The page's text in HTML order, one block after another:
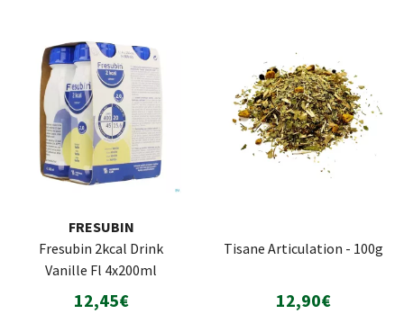
FRESUBIN
Fresubin 2kcal Drink
Vanille Fl 4x200ml
12,45€
Tisane Articulation - 100g
12,90€